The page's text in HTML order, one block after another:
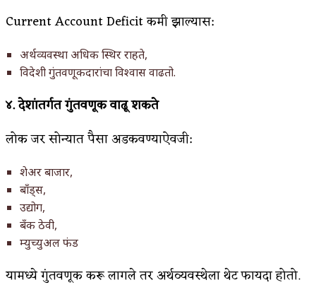
Current Account Deficit कमी झाल्यास:
अर्थव्यवस्था अधिक स्थिर राहते,
विदेशी गुंतवणूकदारांचा विश्वास वाढतो.
४.देशांतर्गतगुंतवणूकवाढूशकते
लोक जर सोन्यात पैसा अडकवण्याऐवजी:
शेअर बाजार,
बाँड्स,
उद्योग,
बँक ठेवी,
म्युच्युअल फंड
यामध्ये गुंतवणूक करू लागले तर अर्थव्यवस्थेला थेट फायदा होतो.